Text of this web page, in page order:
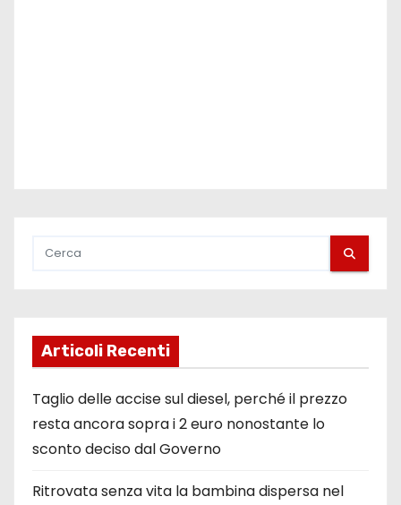
Articoli Recenti
Taglio delle accise sul diesel, perché il prezzo
resta ancora sopra i 2 euro nonostante lo
sconto deciso dal Governo
Ritrovata senza vita la bambina dispersa nel